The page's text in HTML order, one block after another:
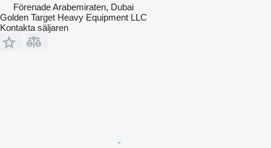
Förenade Arabemiraten, Dubai
Golden Target Heavy Equipment LLC
Kontakta säljaren